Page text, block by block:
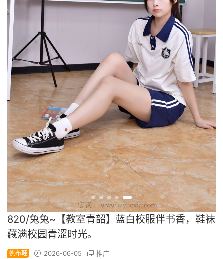
820/兔兔~【教室青韶】蓝白校服伴书香，鞋袜
藏满校园青涩时光。
帆布鞋 2026-06-05 推广